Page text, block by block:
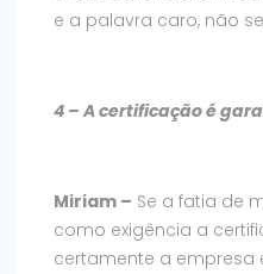
e a palavra caro, não
4 – A certificação é
Miriam – Se a fatia de
como exigência a
certamente a